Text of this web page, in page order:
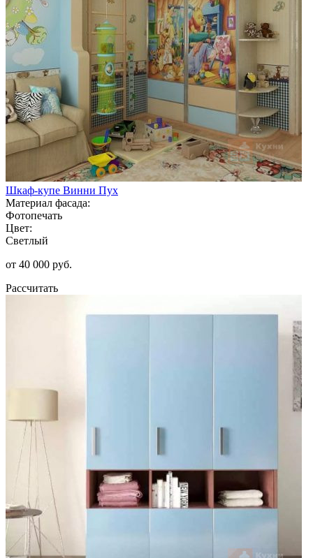
Шкаф-купе Винни Пух
Материал фасада:
Фотопечать
Цвет:
Светлый
от 40 000 руб.
Рассчитать